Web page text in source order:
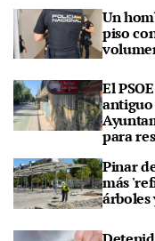
Un
piso
El
antiguo
para
Pinar
más
árboles